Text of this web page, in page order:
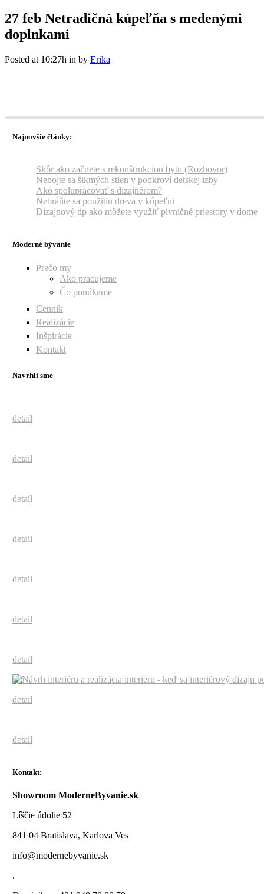
27 feb Netradičná kúpeľňa s medenými
doplnkami
Posted at 10:27h in by Erika
Najnovšie články:
Skôr ako začnete s rekonštrukciou bytu (Rozhovor)
Nebojte sa šikmých stien v podkroví detskej izby
Ako spolupracovať s dizajnérom?
Nebráňte sa použitiu dreva v kúpeľni
Dizajnový tip ako môžete využiť pivničné priestory v dome
Moderné bývanie
Prečo my
Ako pracujeme
Čo ponúkame
Cenník
Realizácie
Inšpirácie
Kontakt
Navrhli sme
detail
detail
detail
detail
detail
detail
detail
detail
detail
Kontakt:
Showroom ModerneByvanie.sk
Líščie údolie 52
841 04 Bratislava, Karlova Ves
info@modernebyvanie.sk
.